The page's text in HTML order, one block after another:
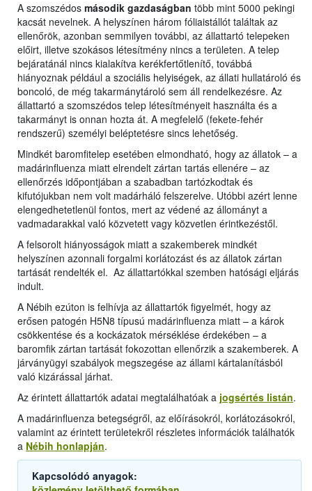
A szomszédos második gazdaságban több mint 5000 pekingi
kacsát nevelnek. A helyszínen három fóliaistállót találtak az
ellenőrök, azonban semmilyen további, az állattartó telepeken
előirt, illetve szokásos létesítmény nincs a területen. A telep
bejáratánál nincs kialakítva kerékfertőtlenítő, továbbá
hiányoznak például a szociális helyiségek, az állati hullatároló és
boncoló, de még takarmánytároló sem áll rendelkezésre. Az
állattartó a szomszédos telep létesítményeit használta és a
takarmányt is onnan hozta át. A megfelelő (fekete-fehér
rendszerű) személyi beléptetésre sincs lehetőség.
Mindkét baromfitelep esetében elmondható, hogy az állatok – a
madárinfluenza miatt elrendelt zártan tartás ellenére – az
ellenőrzés időpontjában a szabadban tartózkodtak és
kifutójukban nem volt madárháló felszerelve. Utóbbi azért lenne
elengedhetetlenül fontos, mert az védené az állományt a
vadmadarakkal való közvetett vagy közvetlen érintkezéstől.
A felsorolt hiányosságok miatt a szakemberek mindkét
helyszínen azonnali forgalmi korlátozást és az állatok zártan
tartását rendelték el. Az állattartókkal szemben hatósági eljárás
indult.
A Nébih ezúton is felhívja az állattartók figyelmét, hogy az
erősen patogén H5N8 típusú madárinfluenza miatt – a károk
csökkentése és a kockázatok mérséklése érdekében – a
baromfik zártan tartását fokozottan ellenőrzik a szakemberek. A
járványügyi szabályok megszegése az állami kártalanításból
való kizárással járhat.
Az érintett állattartók adatai megtalálhatóak a jogsértés listán.
A madárinfluenza betegségről, az előírásokról, korlátozásokról,
valamint az érintett területekről részletes információk találhatók
a Nébih honlapján.
Kapcsolódó anyagok: